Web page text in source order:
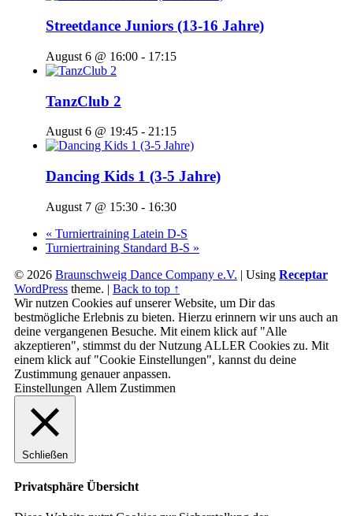
Streetdance Juniors (13-16 Jahre)
August 6 @ 16:00 - 17:15
TanzClub 2
August 6 @ 19:45 - 21:15
Dancing Kids 1 (3-5 Jahre)
August 7 @ 15:30 - 16:30
« Turniertraining Latein D-S
Turniertraining Standard B-S »
© 2026 Braunschweig Dance Company e.V. | Using Receptar
WordPress theme. | Back to top ↑
Wir nutzen Cookies auf unserer Website, um Dir das
bestmögliche Erlebnis zu bieten. Hierzu erinnern wir uns auch an
deine vergangenen Besuche. Mit einem klick auf "Alle
akzeptieren", stimmst du der Nutzung ALLER Cookies zu. Mit
einem klick auf "Cookie Einstellungen", kannst du deine
Zustimmung genauer anpassen.
Einstellungen Allem Zustimmen
Schließen
Privatsphäre Übersicht